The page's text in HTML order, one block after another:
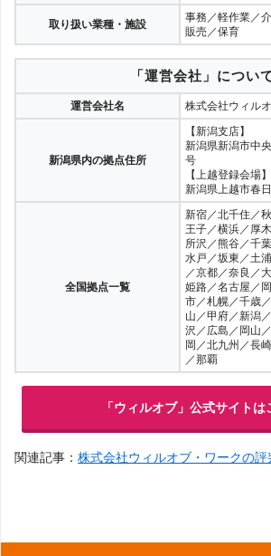
取り扱い業種・施設
事務／軽作業／
販売／保育
「運営会社」につい
運営会社名 株式会社ウィル
新潟県内の拠点住所
【新潟支店】
新潟県新潟市中
号
【上越登録会場】
新潟県上越市春
全国拠点一覧
新宿／北千住／
王子／横浜／厚
所沢／熊谷／千
水戸／坂東／土
／京都／奈良／
姫路／名古屋／
市／札幌／千歳
山／甲府／新潟
沢／広島／岡山
岡／北九州／長
／那覇
「ウィルオブ」公式サイトは
関連記事： 株式会社ウィルオブ・ワークの評